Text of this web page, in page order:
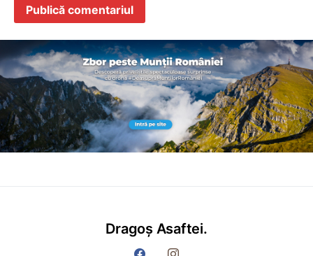
Dragoș Asaftei.